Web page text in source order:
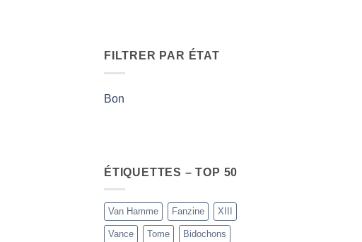
FILTRER PAR ÉTAT
Bon
ÉTIQUETTES – TOP 50
Van Hamme Fanzine XIII
Vance Tome Bidochons